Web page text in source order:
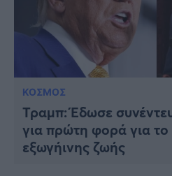
ΚΟΣΜΟΣ
Τραμπ: Έδωσε
για πρώτη φορά για το
εξωγήινης ζωής